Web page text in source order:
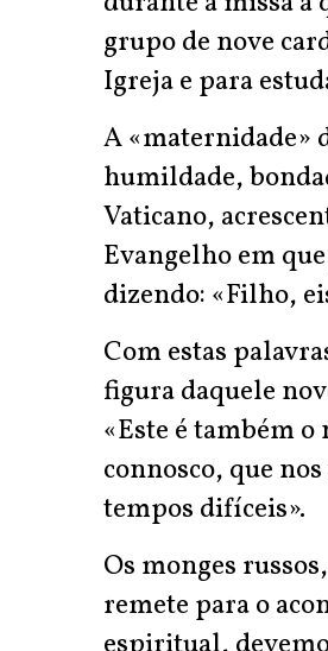
grupo de nove
Igreja e para
A «maternidade»
humildade,
Vaticano,
Evangelho em
dizendo: «Filho,
Com estas
figura daquele
«Este é também
connosco, que
tempos difíceis».
Os monges
remete para o